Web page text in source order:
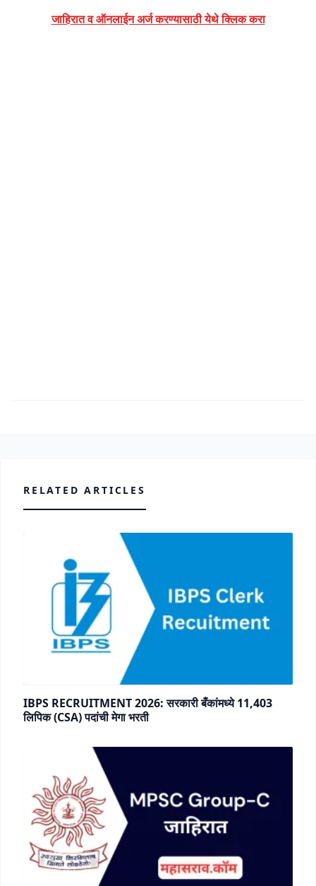
जाहिरात व ऑनलाईन अर्ज करण्यासाठी येथे क्लिक करा
RELATED ARTICLES
IBPS RECRUITMENT 2026: सरकारी बँकांमध्ये 11,403
लिपिक (CSA) पदांची मेगा भरती